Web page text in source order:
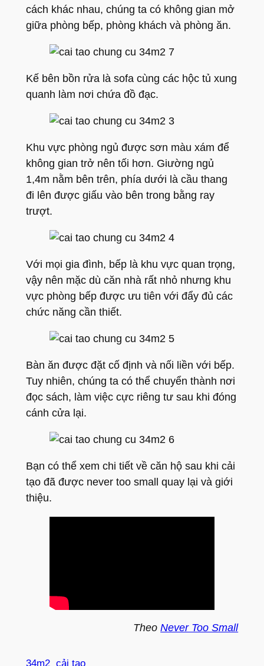
cách khác nhau, chúng ta có không gian mở
giữa phòng bếp, phòng khách và phòng ăn.
Kế bên bồn rửa là sofa cùng các hộc tủ xung
quanh làm nơi chứa đồ đạc.
Khu vực phòng ngủ được sơn màu xám để
không gian trở nên tối hơn. Giường ngủ
1,4m nằm bên trên, phía dưới là cầu thang
đi lên được giấu vào bên trong bằng ray
trượt.
Với mọi gia đình, bếp là khu vực quan trọng,
vậy nên mặc dù căn nhà rất nhỏ nhưng khu
vực phòng bếp được ưu tiên với đẩy đủ các
chức năng cần thiết.
Bàn ăn được đặt cố định và nối liền với bếp.
Tuy nhiên, chúng ta có thể chuyển thành nơi
đọc sách, làm việc cực riêng tư sau khi đóng
cánh cửa lại.
Bạn có thể xem chi tiết về căn hộ sau khi cải
tạo đã được never too small quay lại và giới
thiệu.
TheoNever Too Small
34m2 cải tạo